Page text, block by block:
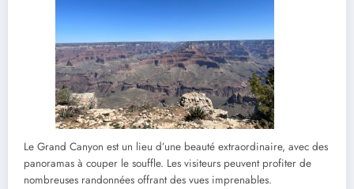
Le Grand Canyon est un lieu d’une beauté extraordinaire, avec des
panoramas à couper le souffle. Les visiteurs peuvent profiter de
nombreuses randonnées offrant des vues imprenables.